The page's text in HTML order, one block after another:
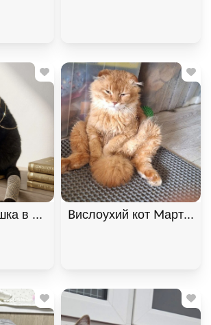
в самые добрые руки, Черный,
Вислоухий кот Мартин,